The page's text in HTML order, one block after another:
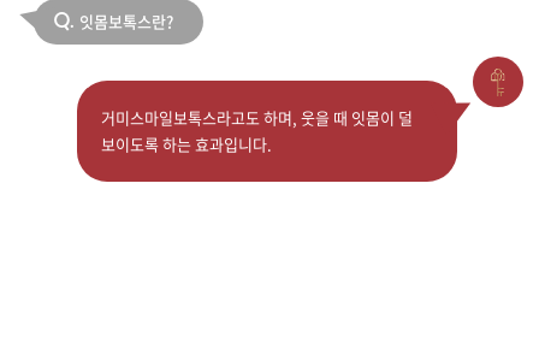
Q. 잇몸보톡스란?
거미스마일보톡스라고도 하며, 웃을 때 잇몸이 덜
보이도록 하는 효과입니다.